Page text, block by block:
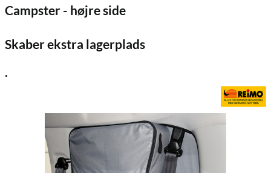
Campster - højre side
Skaber ekstra lagerplads
.